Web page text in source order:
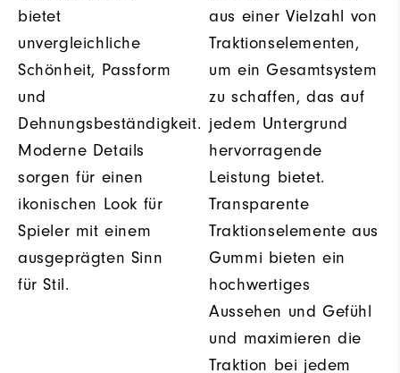
bietet
unvergleichliche
Schönheit, Passform
und
Dehnungsbeständigkeit.
Moderne Details
sorgen für einen
ikonischen Look für
Spieler mit einem
ausgeprägten Sinn
für Stil.
aus einer Vielzahl von
Traktionselementen,
um ein Gesamtsystem
zu schaffen, das auf
jedem Untergrund
hervorragende
Leistung bietet.
Transparente
Traktionselemente aus
Gummi bieten ein
hochwertiges
Aussehen und Gefühl
und maximieren die
Traktion bei jedem